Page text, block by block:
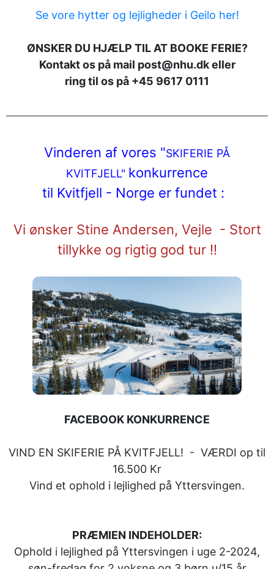
Se vore hytter og lejligheder i Geilo her!
ØNSKER DU HJÆLP TIL AT BOOKE FERIE?
Kontakt os på mail post@nhu.dk eller
ring til os på +45 9617 0111
Vinderen af vores "SKIFERIE PÅ
KVITFJELL" konkurrence
til Kvitfjell - Norge er fundet :
Vi ønsker Stine Andersen, Vejle - Stort
tillykke og rigtig god tur !!
FACEBOOK KONKURRENCE
VIND EN SKIFERIE PÅ KVITFJELL! - VÆRDI op til
16.500 Kr
Vind et ophold i lejlighed på Yttersvingen.
PRÆMIEN INDEHOLDER:
Ophold i lejlighed på Yttersvingen i uge 2-2024,